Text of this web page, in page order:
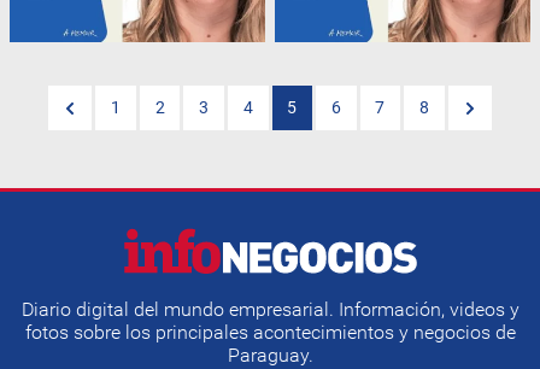
1 2 3 4 5 6 7 8
Diario digital del mundo empresarial. Información, videos y
fotos sobre los principales acontecimientos y negocios de
Paraguay.